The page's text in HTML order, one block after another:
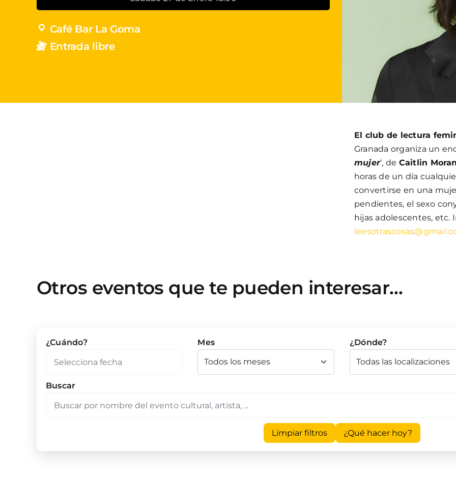
Café Bar La Goma
Entrada libre
El club de lectura
Granada organiza un
mujer‘, de Caitlin
horas de un día
convertirse en una
pendientes, el sexo
hijas adolescentes, etc.
Otros eventos que te pueden interesar…
¿Cuándo? Mes ¿Dónde?
Buscar
Limpiar filtros ¿Qué hacer hoy?